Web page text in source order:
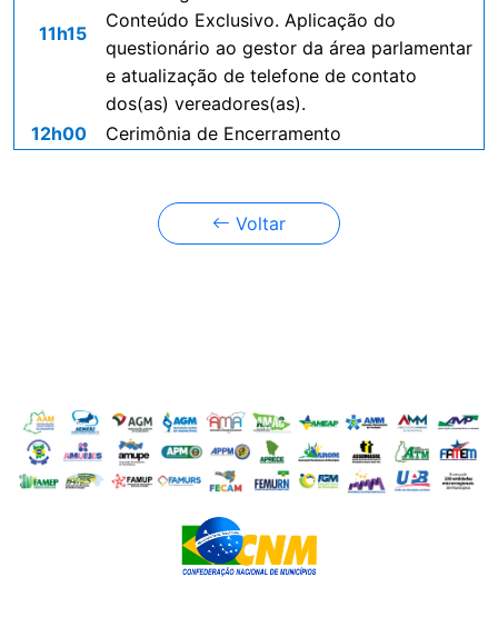
11h15
Conteúdo Exclusivo. Aplicação do
questionário ao gestor da área parlamentar
e atualização de telefone de contato
dos(as) vereadores(as).
12h00
Cerimônia de Encerramento
Voltar